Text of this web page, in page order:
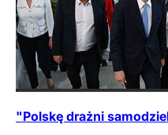
"Polskę drażni